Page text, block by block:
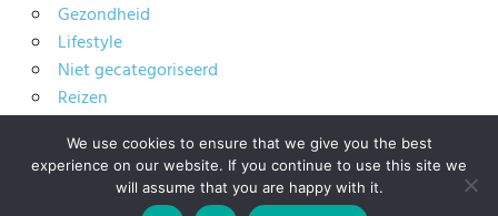
Gezondheid
Lifestyle
Niet gecategoriseerd
Reizen
We use cookies to ensure that we give you the best
experience on our website. If you continue to use this site we
will assume that you are happy with it.